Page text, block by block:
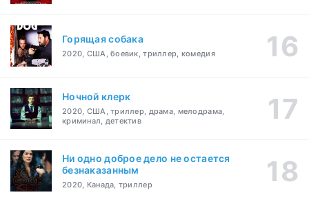
Горящая собака
2020, США, боевик, триллер, комедия
Ночной клерк
2020, США, триллер, драма, мелодрама,
криминал, детектив
Ни одно доброе дело не остается
безнаказанным
2020, Канада, триллер